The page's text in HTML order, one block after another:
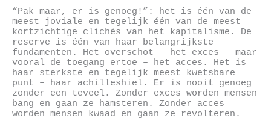
“Pak maar, er is genoeg!”: het is één van de
meest joviale en tegelijk één van de meest
kortzichtige clichés van het kapitalisme. De
reserve is één van haar belangrijkste
fundamenten. Het overschot – het exces – maar
vooral de toegang ertoe – het acces. Het is
haar sterkste en tegelijk meest kwetsbare
punt – haar achilleshiel. Er is nooit genoeg
zonder een teveel. Zonder exces worden mensen
bang en gaan ze hamsteren. Zonder acces
worden mensen kwaad en gaan ze revolteren.